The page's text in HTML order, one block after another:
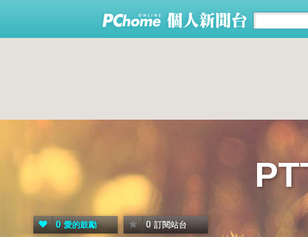
0 愛的鼓勵 0 訂閱站台